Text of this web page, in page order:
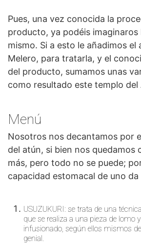
Pues, una vez conocida la
producto, ya podéis imaginaros
mismo. Si a esto le añadimos el
Melero, para tratarla, y el
del producto, sumamos unas
como resultado este templo del
Menú
Nosotros nos decantamos por
del atún, si bien nos quedamos
más, pero todo no se puede;
capacidad estomacal de uno da
USUZUKURI: se trata de una
que se realiza a una pieza de lomo
infusionado, según ellos mismos
genial.